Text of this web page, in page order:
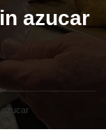
azucar